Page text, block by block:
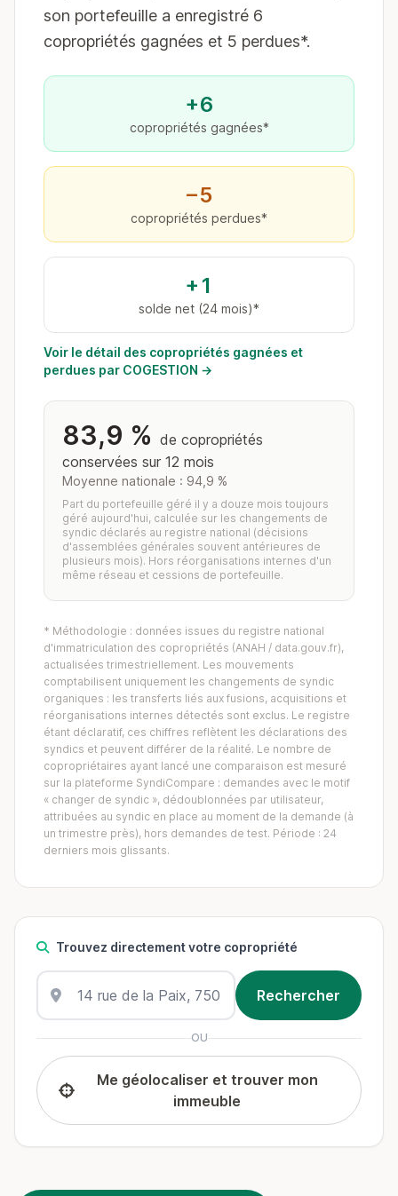
son portefeuille a enregistré 6
copropriétés gagnées et 5 perdues*.
+6
copropriétés gagnées*
−5
copropriétés perdues*
+1
solde net (24 mois)*
Voir le détail des copropriétés gagnées et
perdues par COGESTION →
83,9 % de copropriétés
conservées sur 12 mois
Moyenne nationale : 94,9 %
Part du portefeuille géré il y a douze mois toujours
géré aujourd'hui, calculée sur les changements de
syndic déclarés au registre national (décisions
d'assemblées générales souvent antérieures de
plusieurs mois). Hors réorganisations internes d'un
même réseau et cessions de portefeuille.
* Méthodologie : données issues du registre national
d'immatriculation des copropriétés (ANAH / data.gouv.fr),
actualisées trimestriellement. Les mouvements
comptabilisent uniquement les changements de syndic
organiques : les transferts liés aux fusions, acquisitions et
réorganisations internes détectés sont exclus. Le registre
étant déclaratif, ces chiffres reflètent les déclarations des
syndics et peuvent différer de la réalité. Le nombre de
copropriétaires ayant lancé une comparaison est mesuré
sur la plateforme SyndiCompare : demandes avec le motif
« changer de syndic », dédoublonnées par utilisateur,
attribuées au syndic en place au moment de la demande (à
un trimestre près), hors demandes de test. Période : 24
derniers mois glissants.
Trouvez directement votre copropriété
OU
Me géolocaliser et trouver mon
immeuble